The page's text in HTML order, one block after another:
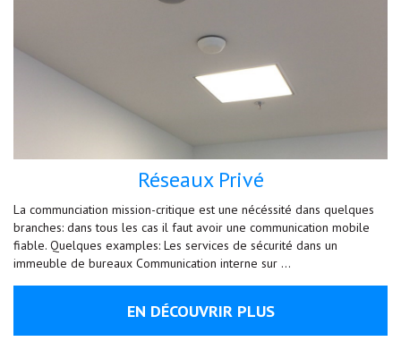
Réseaux Privé
La communciation mission-critique est une nécéssité dans quelques
branches: dans tous les cas il faut avoir une communication mobile
fiable. Quelques examples: Les services de sécurité dans un
immeuble de bureaux Communication interne sur …
EN DÉCOUVRIR PLUS